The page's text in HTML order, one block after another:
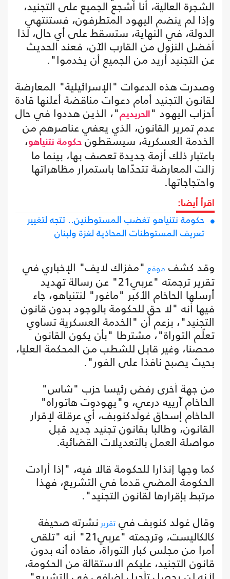
الشجرة العالية، أنا أشجع الجميع على التجنيد،
وإذا لم ينضم اليهود المتطرفون، فستنتهي
الدولة، في النهاية، ستسقط على أي حال، لذا
أفضل النزول من القارب الآن، فعند الحديث
عن التجنيد أريد من الجميع أن يخدموا".
وصدرت هذه الدعوات "الإسرائيلية" المعارضة
لقانون التجنيد أمام دعوات مناقضة أعلنها قادة
أحزاب اليهود " الحريديم"، الذين هددوا في حال
عدم تمرير القانون، الذي يعفي عناصرهم من
الخدمة العسكرية، سيسقطون حكومة نتنياهو،
باعتبار ذلك أزمة جديدة تعصف بها، بينما ما
زالت المعارضة تتحدّاها باستمرار مظاهراتها
واحتجاجاتها.
اقرأ أيضا:
حكومة نتنياهو تغضب المستوطنين.. تتجه لتغيير
تعريف المستوطنات المحاذية لغزة ولبنان
وقد كشف موقع "مفزاك لايف" الإخباري في
تقرير ترجمته "عربي21" عن رسالة تهديد
أرسلها الحاخام الأكبر "ماغور" لنتنياهو، جاء
فيها أنه "لا حق للحكومة بالوجود بدون قانون
التجنيد"، بزعم أن "الخدمة العسكرية تساوي
تعلّم التوراة"، مشترطا "بأن يكون القانون
محصنا، وغير قابل للشطب من المحكمة العليا،
بحيث يصبح نافذا على الفور".
من جهة أخرى رفض رئيسا حزب "شاس"
الحاخام آرييه درعي، و"يهودوت هاتوراه"
الحاخام إسحاق غولدكنوبف، أي عرقلة لإقرار
القانون، وطالبا بقانون تجنيد جديد قبل
مواصلة العمل بالتعديلات القضائية.
كما وجها إنذارا للحكومة قالا فيه، "إذا أرادت
الحكومة المضي قدما في التشريع، فهذا
مرتبط بإقرارها لقانون التجنيد".
وقال غولد كنوبف في تقرير نشرته صحيفة
كالكاليست، وترجمته "عربي21" أنه "تلقى
أمرا من مجلس كبار التوراة، مفاده أنه بدون
قانون التجنيد، عليكم الاستقالة من الحكومة،